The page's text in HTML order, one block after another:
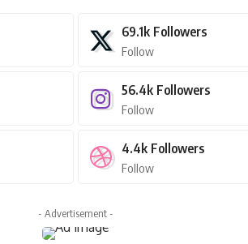
69.1k Followers
Follow
56.4k Followers
Follow
4.4k Followers
Follow
- Advertisement -